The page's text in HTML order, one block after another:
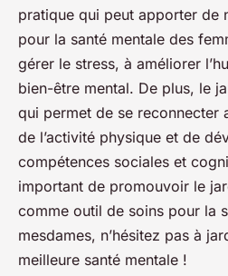
pratique qui peut apporter de
pour la santé mentale des
gérer le stress, à améliorer
bien-être mental. De plus, le
qui permet de se reconnecter
de l’activité physique et de
compétences sociales et
important de promouvoir le
comme outil de soins pour la
mesdames, n’hésitez pas à
meilleure santé mentale !